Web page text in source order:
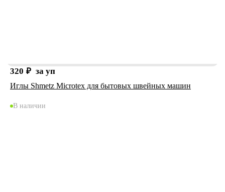
320 ₽ за уп
Иглы Shmetz Microtex для бытовых швейных машин
В наличии